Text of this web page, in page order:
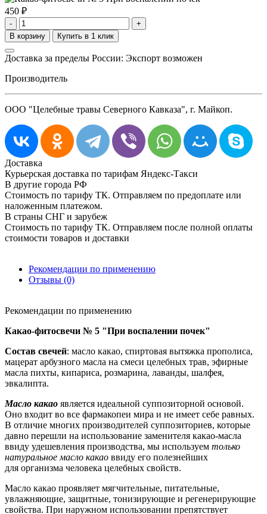
450 ₽
- +
Доставка за пределы России: Экспорт возможен
Производитель
ООО "Целебные травы Северного Кавказа", г. Майкоп.
Доставка
Курьерская доставка по тарифам Яндекс-Такси
В другие города РФ
Стоимость по тарифу ТК. Отправляем по предоплате или
наложенным платежом.
В страны СНГ и зарубеж
Стоимость по тарифу ТК. Отправляем после полной оплаты
стоимости товаров и доставки
Рекомендации по применению
Отзывы (0)
Рекомендации по применению
Какао-фитосвечи № 5 "При воспалении почек"
Состав свечей: масло какао, спиртовая вытяжка прополиса,
мацерат арбузного масла на смеси целебных трав, эфирные
масла пихты, кипариса, розмарина, лаванды, шалфея,
эвкалипта.
Масло какао является идеальной суппозиторной основой.
Оно входит во все фармакопеи мира и не имеет себе равных.
В отличие многих производителей суппозиториев, которые
давно перешли на использование заменителя какао-масла
ввиду удешевления производства, мы используем только
натуральное масло какао ввиду его полезнейших
для организма человека целебных свойств.
Масло какао проявляет мягчительные, питательные,
увлажняющие, защитные, тонизирующие и регенерирующие
свойства. При наружном использовании препятствует